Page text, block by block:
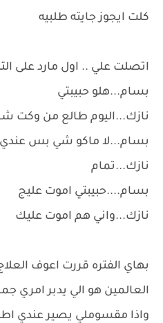
كلت ايجوز جايته طلبيه
اتصلت علي .. اول مارد على
بسام...هلو حبيبتي
نازك...اليوم طالع من وكت
بسام...لا ماكو شي بس
نازك...تمام
بسام....حبيبتي اموت عليج
نازك...واني هم اموت عليك
بهاي الفتره قررت اعوف
العالمين هو الي يدبر امري
واذا مقسوملي يصير عندي